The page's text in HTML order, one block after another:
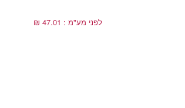
לפני מע"מ : 47.01 ₪